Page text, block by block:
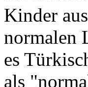
Kinder
normalen
es
als